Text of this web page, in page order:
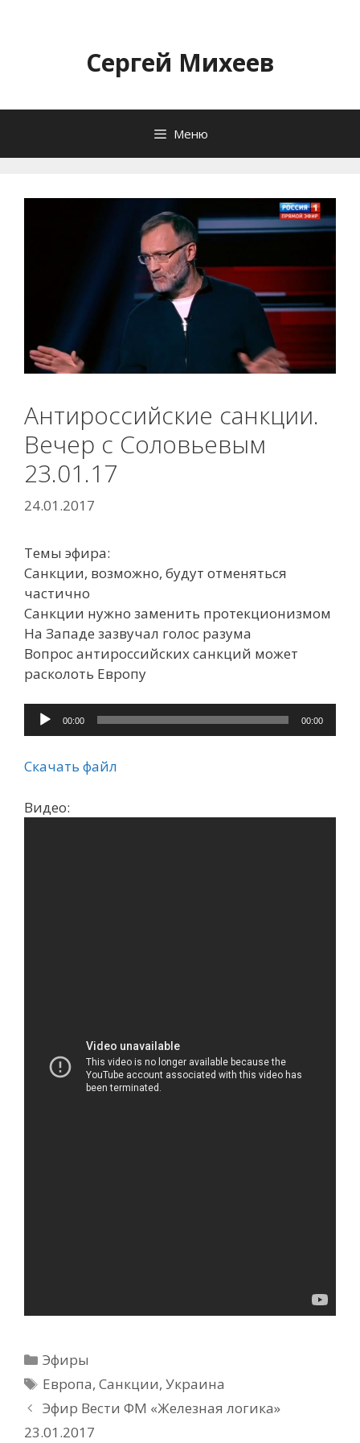
содержимомуСергей Михеев
Меню
Антироссийские санкции.
Вечер с Соловьевым
23.01.17
24.01.2017
Темы эфира:
Санкции, возможно, будут отменяться
частично
Санкции нужно заменить протекционизмом
На Западе зазвучал голос разума
Вопрос антироссийских санкций может
расколоть Европу
Аудиоплеер
00:00 00:00
Скачать файл
Видео:
Рубрики
Эфиры
Метки
Европа,Санкции,Украина
Эфир Вести ФМ «Железная логика»
23.01.2017